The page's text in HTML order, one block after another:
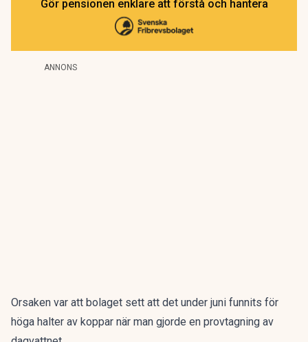
Gör pensionen enklare att förstå och hantera
ANNONS
Orsaken var att bolaget sett att det under juni funnits för
höga halter av koppar när man gjorde en provtagning av